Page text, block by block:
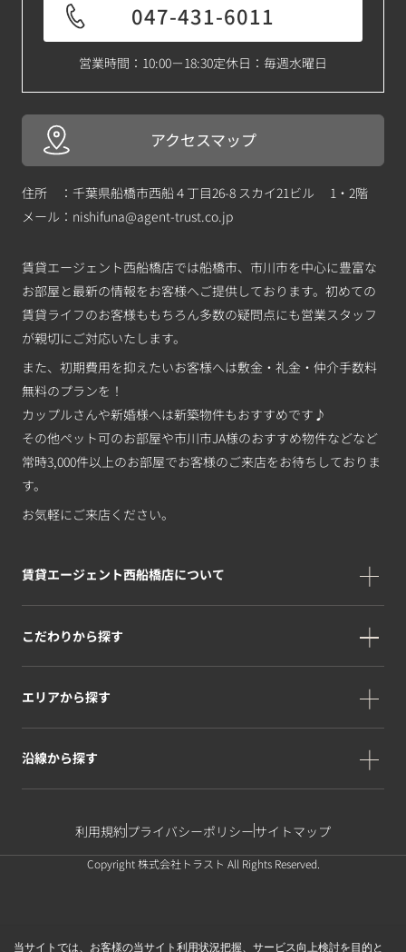
047-431-6011
営業時間：10:00－18:30定休日：毎週水曜日
アクセスマップ
住所 ：千葉県船橋市西船４丁目26-8 スカイ21ビル 1・2階
メール： nishifuna@agent-trust.co.jp
賃貸エージェント西船橋店では船橋市、市川市を中心に豊富な
お部屋と最新の情報をお客様へご提供しております。初めての
賃貸ライフのお客様ももちろん多数の疑問点にも営業スタッフ
が親切にご対応いたします。
また、初期費用を抑えたいお客様へは敷金・礼金・仲介手数料
無料のプランを！
カップルさんや新婚様へは新築物件もおすすめです♪
その他ペット可のお部屋や市川市JA様のおすすめ物件などなど
常時3,000件以上のお部屋でお客様のご来店をお待ちしておりま
す。
お気軽にご来店ください。
賃貸エージェント西船橋店について
こだわりから探す
エリアから探す
沿線から探す
利用規約プライバシーポリシーサイトマップ
Copyright 株式会社トラスト All Rights Reserved.
当サイトでは、お客様の当サイト利用状況把握、サービス向上検討を目的と